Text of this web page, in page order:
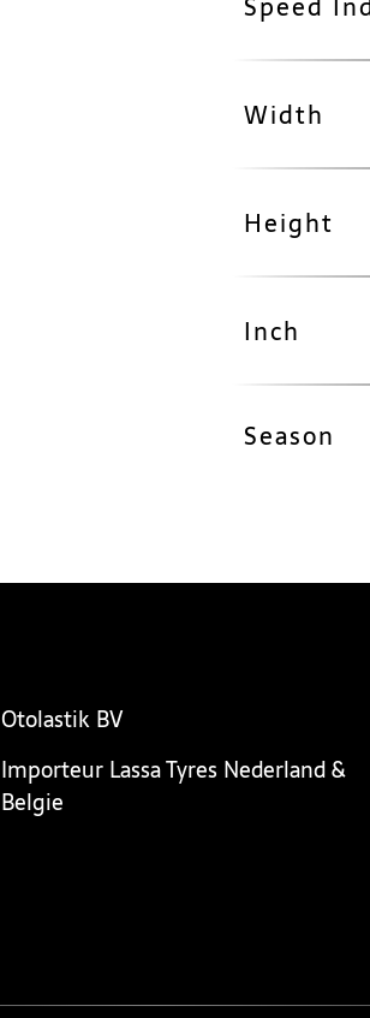
Width
Height
Inch
Season
Otolastik BV
Importeur Lassa Tyres Nederland &
Belgie